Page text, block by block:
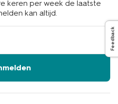
keren per week de laatste
kan altijd.
Feedback